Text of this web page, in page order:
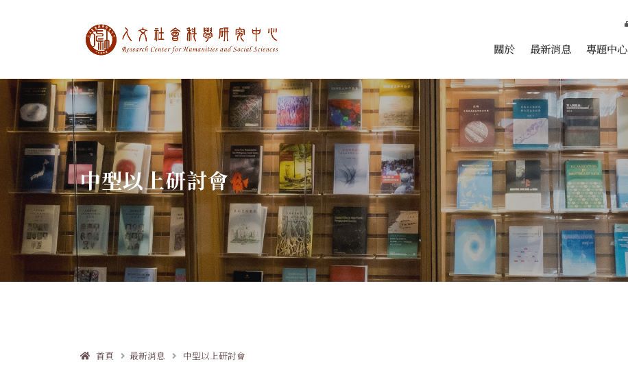
中央研究院人文社會科學研究中心 跳至中央區塊/Main Content
關於 最新消息 專題中心
中型以上研討會
首頁 最新消息 中型以上研討會